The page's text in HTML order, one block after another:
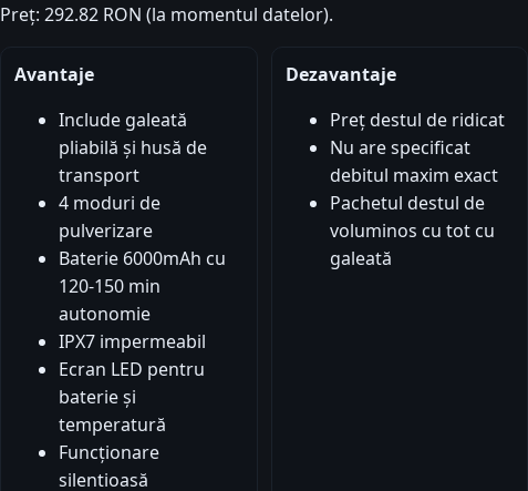
Preț: 292.82 RON (la momentul datelor).
Avantaje
Include galeată
pliabilă și husă de
transport
4 moduri de
pulverizare
Baterie 6000mAh cu
120-150 min
autonomie
IPX7 impermeabil
Ecran LED pentru
baterie și
temperatură
Funcționare
silentioasă
Dezavantaje
Preț destul de ridicat
Nu are specificat
debitul maxim exact
Pachetul destul de
voluminos cu tot cu
galeată